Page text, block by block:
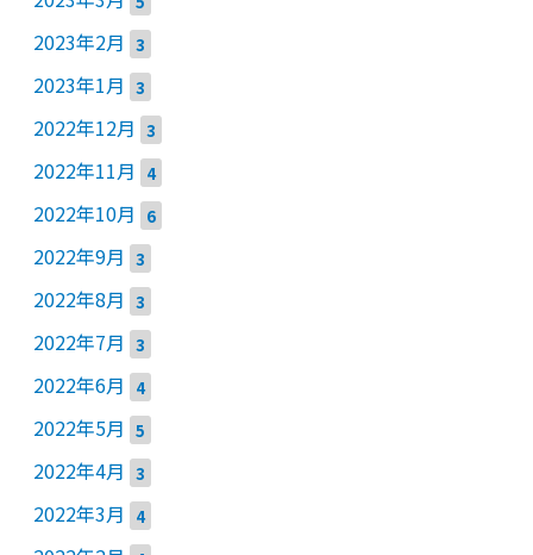
2023年2月 3
2023年1月 3
2022年12月 3
2022年11月 4
2022年10月 6
2022年9月 3
2022年8月 3
2022年7月 3
2022年6月 4
2022年5月 5
2022年4月 3
2022年3月 4